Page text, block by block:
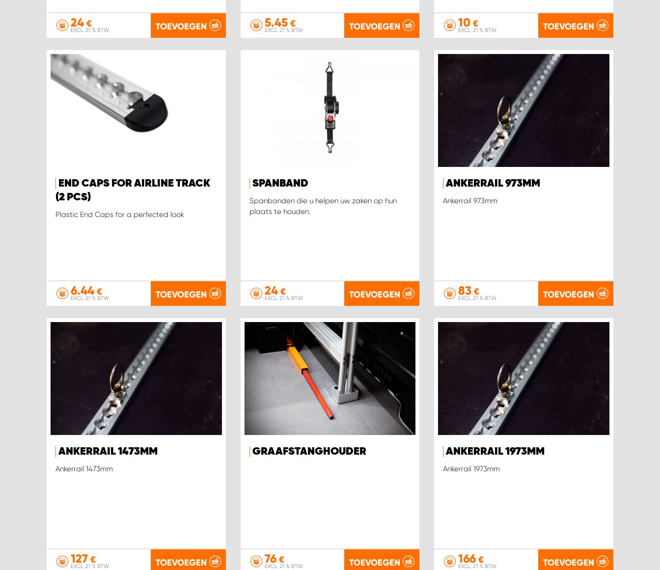
24 €
EXCL. 21 % BTW TOEVOEGEN 5.45€
EXCL. 21 % BTW TOEVOEGEN 10 €
EXCL. 21 % BTW TOEVOEGEN
END CAPS FOR AIRLINE TRACK
(2 PCS)
Plastic End Caps for a perfected look
6.44 €
EXCL. 21 % BTW TOEVOEGEN
SPANBAND
Spanbanden die u helpen uw zaken op hun
plaats te houden.
24€
EXCL. 21 % BTW TOEVOEGEN
ANKERRAIL 973MM
Ankerrail 973mm
83 €
EXCL. 21 % BTW TOEVOEGEN
ANKERRAIL 1473MM
Ankerrail 1473mm
127 €
EXCL. 21 % BTW TOEVOEGEN
GRAAFSTANGHOUDER
76€
EXCL. 21 % BTW TOEVOEGEN
ANKERRAIL 1973MM
Ankerrail 1973mm
166 €
EXCL. 21 % BTW TOEVOEGEN